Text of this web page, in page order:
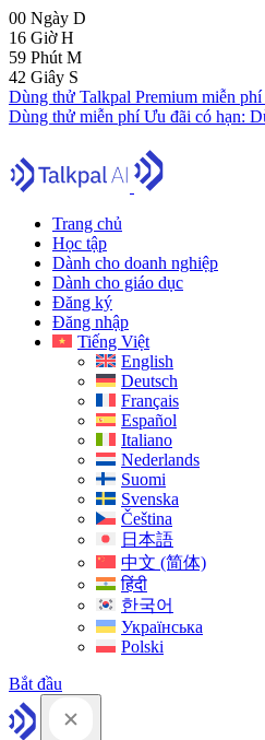
00 Ngày D
16 GiờH
59 Phút M
41 Giây S
Dùng thử Talkpal Premium miễn
Dùng thử miễn phíƯu đãi có hạn:
Trang chủ
Học tập
Dành cho doanh nghiệp
Dành cho giáo dục
Đăng ký
Đăng nhập
Tiếng Việt
English
Deutsch
Français
Español
Italiano
Nederlands
Suomi
Svenska
Čeština
日本語
中文 (简体)
हिंदी
한국어
Українська
Polski
Bắt đầu